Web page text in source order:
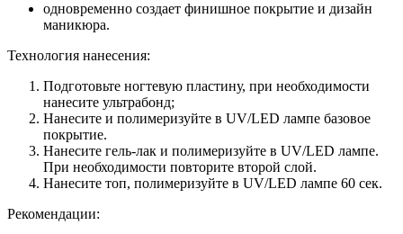
одновременно создает финишное покрытие и дизайн
маникюра.
Технология нанесения:
Подготовьте ногтевую пластину, при необходимости
нанесите ультрабонд;
Нанесите и полимеризуйте в UV/LED лампе базовое
покрытие.
Нанесите гель-лак и полимеризуйте в UV/LED лампе.
При необходимости повторите второй слой.
Нанесите топ, полимеризуйте в UV/LED лампе 60 сек.
Рекомендации: